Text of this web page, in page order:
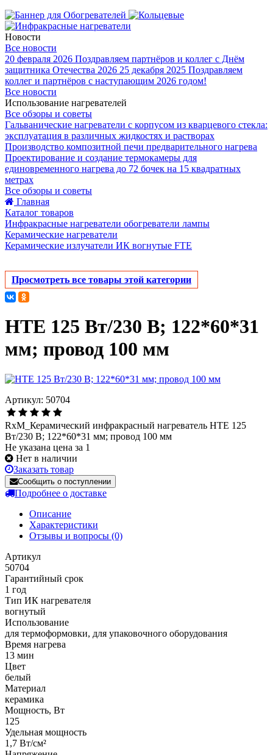
Новости
Все новости
20 февраля 2026 Поздравляем партнёров и коллег с Днём
защитника Отечества 2026 25 декабря 2025 Поздравляем
коллег и партнёров с наступающим 2026 годом!
Все новости
Использование нагревателей
Все обзоры и советы
Гальванические нагреватели с корпусом из кварцевого стекла:
эксплуатация в различных жидкостях и растворах
Производство композитной печи предварительного нагрева
Проектирование и создание термокамеры для
единовременного нагрева до 72 бочек на 15 квадратных
метрах
Все обзоры и советы
Главная
Каталог товаров
Инфракрасные нагреватели обогреватели лампы
Керамические нагреватели
Керамические излучатели ИК вогнутые FTE
Просмотреть все товары этой категории
HTE 125 Вт/230 В; 122*60*31
мм; провод 100 мм
Артикул: 50704
RxM_Керамический инфракрасный нагреватель HТЕ 125
Вт/230 В; 122*60*31 мм; провод 100 мм
Не указана цена за 1
Нет в наличии
Заказать товар
Сообщить о поступлении
Подробнее о доставке
Описание
Характеристики
Отзывы и вопросы (0)
Артикул
50704
Гарантийный срок
1 год
Тип ИК нагревателя
вогнутый
Использование
для термоформовки, для упаковочного оборудования
Время нагрева
13 мин
Цвет
белый
Материал
керамика
Мощность, Вт
125
Удельная мощность
1,7 Вт/см²